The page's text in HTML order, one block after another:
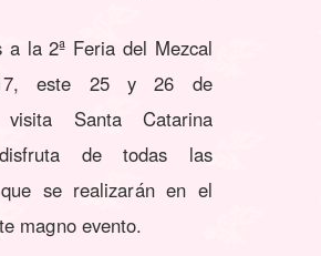
a la 2ª Feria del Mezcal
este 25 y 26 de
visita Santa Catarina
de todas las
se realizarán en el
magno evento.